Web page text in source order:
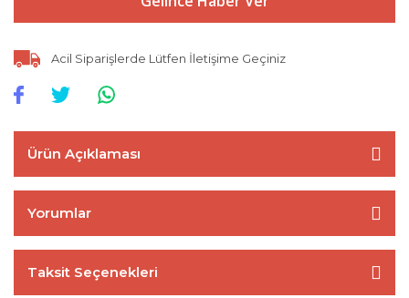
Acil Siparişlerde Lütfen İletişime Geçiniz
Ürün Açıklaması
Yorumlar
Taksit Seçenekleri